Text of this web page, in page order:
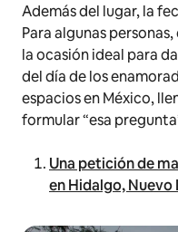
Además del lugar, la
Para algunas
la ocasión ideal para
del día de los
espacios en México,
formular “esa
Una petición de
en Hidalgo, Nuevo